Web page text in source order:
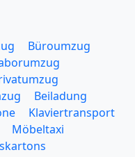
Büroumzug
Beiladung
Klaviertransport
Möbeltaxi